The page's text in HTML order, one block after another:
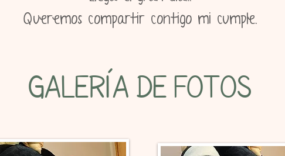
Queremos compartir contigo mi cumple.
Galería de fotos